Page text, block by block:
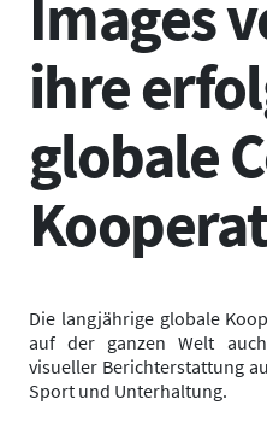
Images
ihre
globale
Die langjährige globale
auf der ganzen Welt
visueller Berichterstattung
Sport und Unterhaltung.